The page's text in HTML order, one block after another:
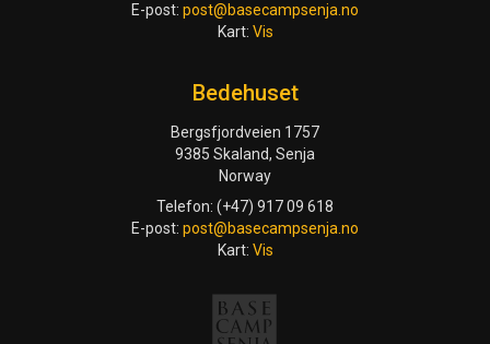
E-post: post@basecampsenja.no
Kart: Vis
Bedehuset
Bergsfjordveien 1757
9385 Skaland, Senja
Norway
Telefon: (+47) 917 09 618
E-post: post@basecampsenja.no
Kart: Vis